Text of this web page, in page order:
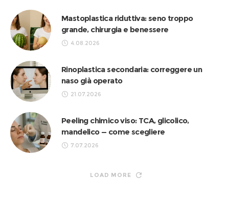
Mastoplastica riduttiva: seno troppo
grande, chirurgia e benessere
4.08.2026
Rinoplastica secondaria: correggere un
naso già operato
21.07.2026
Peeling chimico viso: TCA, glicolico,
mandelico — come scegliere
7.07.2026
LOAD MORE